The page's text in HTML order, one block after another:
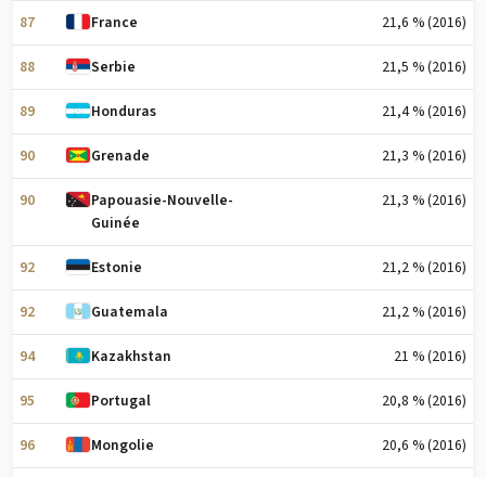
87 France 21,6 % (2016)
88 Serbie 21,5 % (2016)
89 Honduras 21,4 % (2016)
90 Grenade 21,3 % (2016)
90
Papouasie-Nouvelle-
Guinée
21,3 % (2016)
92 Estonie 21,2 % (2016)
92 Guatemala 21,2 % (2016)
94 Kazakhstan 21 % (2016)
95 Portugal 20,8 % (2016)
96 Mongolie 20,6 % (2016)